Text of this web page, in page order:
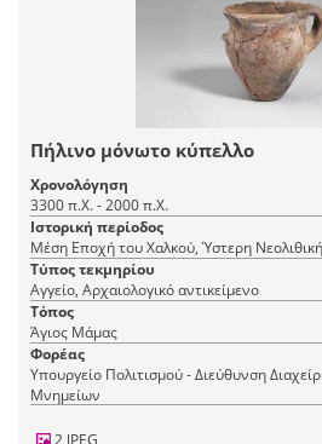
Πήλινο μόνωτο κύπελλο
Χρονολόγηση
3300 π.Χ. - 2000 π.Χ.
Ιστορική περίοδος
Μέση Εποχή του Χαλκού, Ύστερη
Τύπος τεκμηρίου
Αγγείο, Αρχαιολογικό αντικείμενο
Τόπος
Άγιος Μάμας
Φορέας
Υπουργείο Πολιτισμού - Διεύθυνση
Μνημείων